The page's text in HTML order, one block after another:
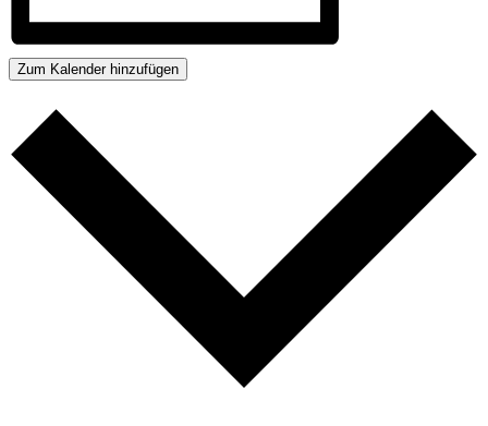
Zum Kalender hinzufügen